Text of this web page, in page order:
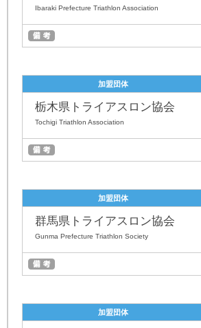
Ibaraki Prefecture Triathlon Association
加盟団体
栃木県トライアスロン協会
Tochigi Triathlon Association
加盟団体
群馬県トライアスロン協会
Gunma Prefecture Triathlon Society
加盟団体